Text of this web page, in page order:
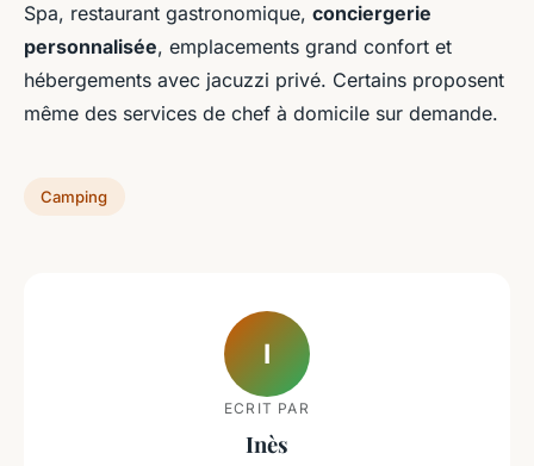
Spa, restaurant gastronomique, conciergerie
personnalisée, emplacements grand confort et
hébergements avec jacuzzi privé. Certains proposent
même des services de chef à domicile sur demande.
Camping
I
ECRIT PAR
Inès